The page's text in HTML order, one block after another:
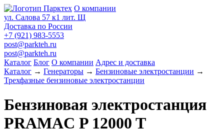
О компании
ул. Салова 57 к1 лит. Щ
Доставка по России
+7 (921) 983-5553
post@parkteh.ru
post@parkteh.ru
Каталог Блог О компании Адрес и доставка
Каталог → Генераторы → Бензиновые электростанции →
Трехфазные бензиновые электростанции
Бензиновая электростанция
PRAMAC P 12000 T